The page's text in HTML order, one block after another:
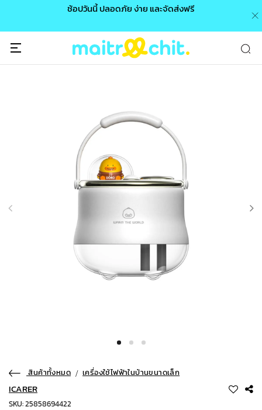
ช้อปวันนี้ ปลอดภัย ง่าย และจัดส่งฟรี
สินค้าทั้งหมด เครื่องใช้ไฟฟ้าในบ้านขนาดเล็ก
ICARER
SKU: 25858694422